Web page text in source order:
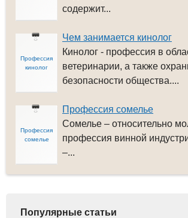
содержит...
Профессия
кинолог
Чем занимается кинолог
Кинолог - профессия в
ветеринарии, а также
безопасности общества....
Профессия
сомелье
Профессия сомелье
Сомелье – относительно
профессия винной
–...
Популярные статьи